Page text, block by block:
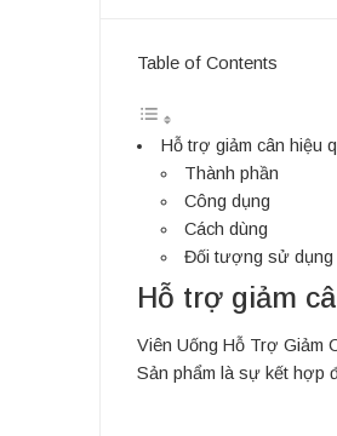
Table of Contents
Hỗ trợ giảm cân hiệu
Thành phần
Công dụng
Cách dùng
Đối tượng sử dụng
Hỗ trợ giảm
Viên Uống Hỗ Trợ Giảm
Sản phẩm là sự kết hợp